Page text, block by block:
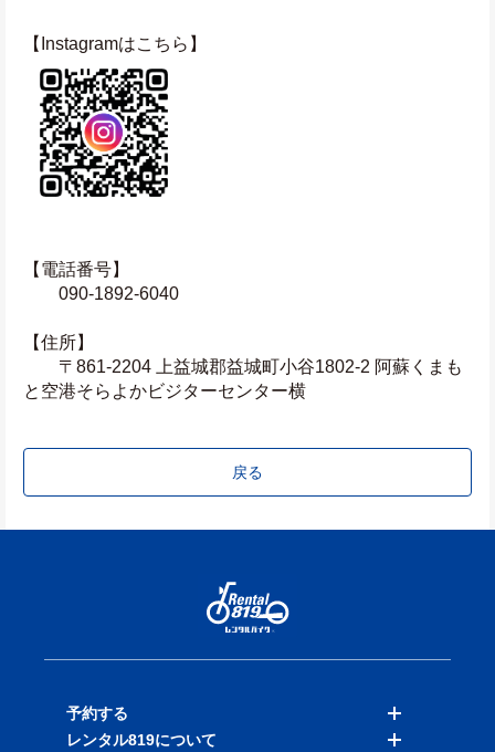
【Instagramはこちら】
【電話番号】
090-1892-6040
【住所】
〒861-2204 上益城郡益城町小谷1802-2 阿蘇くまも
と空港そらよかビジターセンター横
戻る
予約する
レンタル819について